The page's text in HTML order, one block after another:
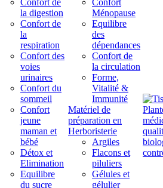
Confort de
la digestion
Confort de
la
respiration
Confort des
voies
urinaires
Confort du
sommeil
Confort
jeune
maman et
bébé
Détox et
Elimination
Equilibre
du sucre
Confort
Ménopause
Equilibre
des
dépendances
Confort de
la circulation
Forme,
Vitalité &
Immunité
Matériel de
préparation en
Herboristerie
Argiles
Flacons et
piluliers
Gélules et
gélulier